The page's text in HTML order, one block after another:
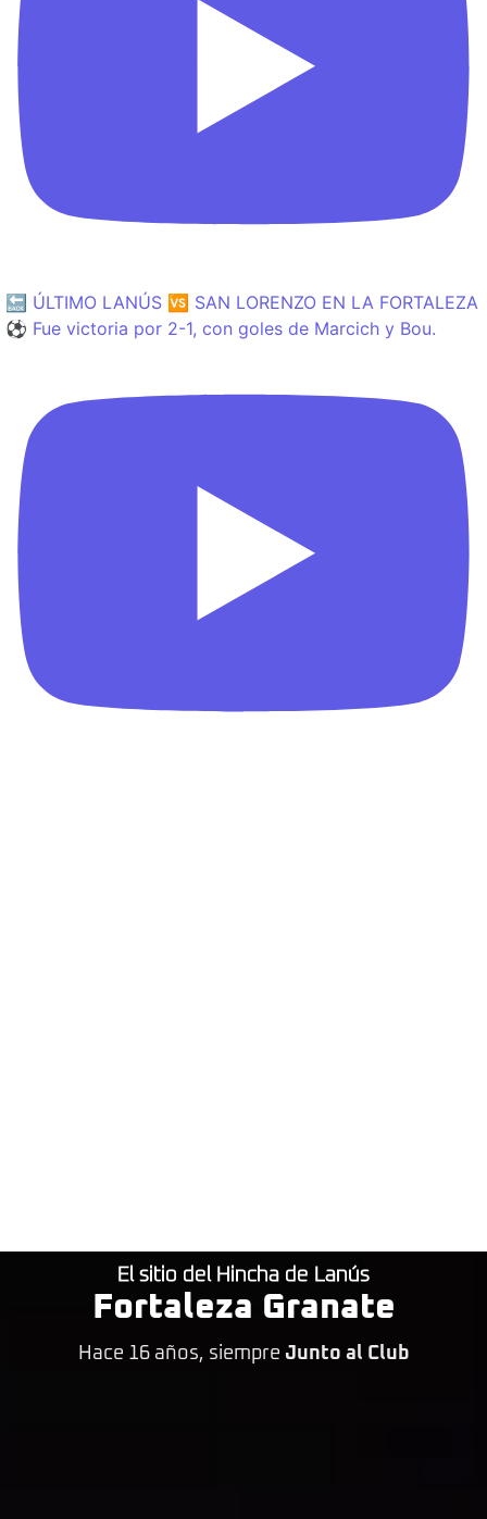
🔙 ÚLTIMO LANÚS 🆚 SAN LORENZO EN LA FORTALEZA
⚽️ Fue victoria por 2-1, con goles de Marcich y Bou.
El sitio del Hincha de Lanús
Fortaleza Granate
Hace 16 años, siempre Junto al Club